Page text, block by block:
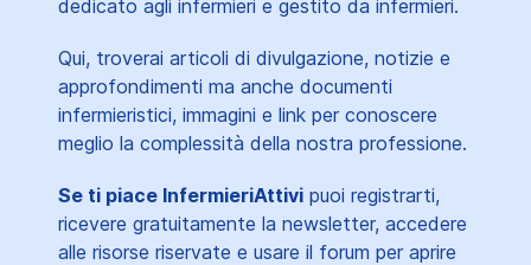
dedicato agli infermieri e gestito da infermieri.
Qui, troverai articoli di divulgazione, notizie e
approfondimenti ma anche documenti
infermieristici, immagini e link per conoscere
meglio la complessità della nostra professione.
Se ti piace InfermieriAttivi puoi registrarti,
ricevere gratuitamente la newsletter, accedere
alle risorse riservate e usare il forum per aprire